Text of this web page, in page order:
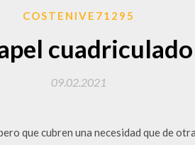
COSTENIVE71295
09.02.2021
que cubren una necesidad que de